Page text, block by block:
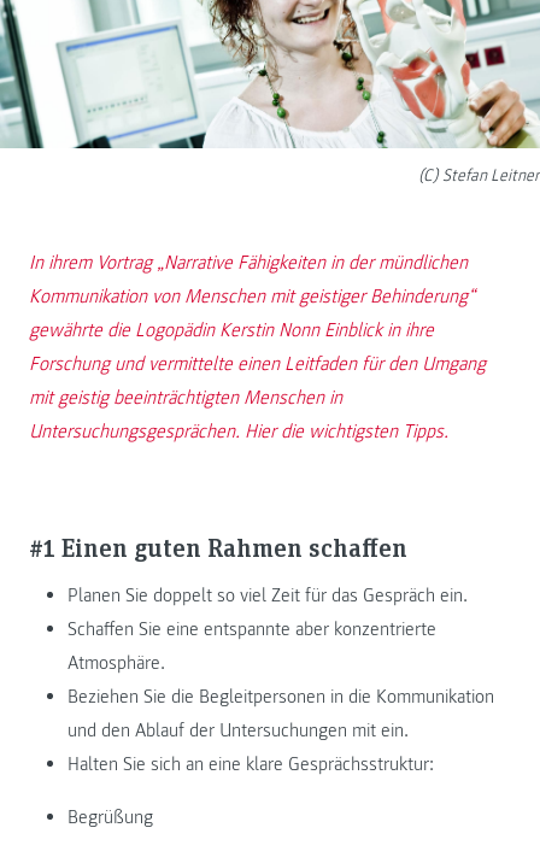
(C) Stefan Leitner
In ihrem Vortrag „Narrative Fähigkeiten in der mündlichen
Kommunikation von Menschen mit geistiger Behinderung“
gewährte die Logopädin Kerstin Nonn Einblick in ihre
Forschung und vermittelte einen Leitfaden für den Umgang
mit geistig beeinträchtigten Menschen in
Untersuchungsgesprächen. Hier die wichtigsten Tipps.
#1 Einen guten Rahmen schaffen
Planen Sie doppelt so viel Zeit für das Gespräch ein.
Schaffen Sie eine entspannte aber konzentrierte
Atmosphäre.
Beziehen Sie die Begleitpersonen in die Kommunikation
und den Ablauf der Untersuchungen mit ein.
Halten Sie sich an eine klare Gesprächsstruktur:
Begrüßung